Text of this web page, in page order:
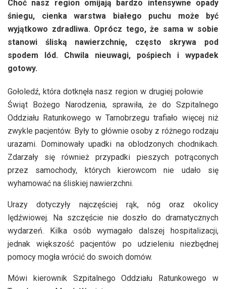
Choć nasz region omijają bardzo intensywne opady
śniegu, cienka warstwa białego puchu może być
wyjątkowo zdradliwa. Oprócz tego, że sama w sobie
stanowi śliską nawierzchnię, często skrywa pod
spodem lód. Chwila nieuwagi, pośpiech i wypadek
gotowy.
Gołoledź, która dotknęła nasz region w drugiej połowie
Świąt Bożego Narodzenia, sprawiła, że do Szpitalnego
Oddziału Ratunkowego w Tarnobrzegu trafiało więcej niż
zwykle pacjentów. Były to głównie osoby z różnego rodzaju
urazami. Dominowały upadki na oblodzonych chodnikach.
Zdarzały się również przypadki pieszych potrąconych
przez samochody, których kierowcom nie udało się
wyhamować na śliskiej nawierzchni.
Urazy dotyczyły najczęściej rąk, nóg oraz okolicy
lędźwiowej. Na szczęście nie doszło do dramatycznych
wydarzeń. Kilka osób wymagało dalszej hospitalizacji,
jednak większość pacjentów po udzieleniu niezbędnej
pomocy mogła wrócić do swoich domów.
Mówi kierownik Szpitalnego Oddziału Ratunkowego w